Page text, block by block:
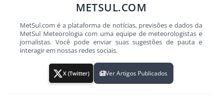
METSUL.COM
MetSul.com é a plataforma de notícias, previsões e dados da
MetSul Meteorologia com uma equipe de meteorologistas e
jornalistas. Você pode enviar suas sugestões de pauta e
interagir em nossas redes sociais.
X (Twitter) Ver Artigos Publicados